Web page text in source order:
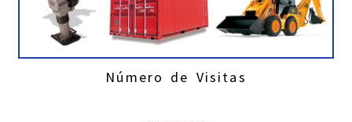
Número de Visitas